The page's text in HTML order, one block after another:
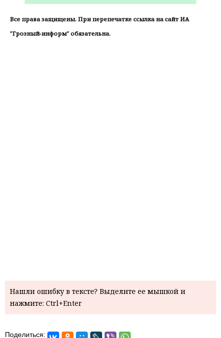
Все права защищены. При перепечатке ссылка на сайт ИА
"Грозный-информ" обязательна.
Нашли ошибку в тексте? Выделите ее мышкой и
нажмите: Ctrl+Enter
Поделиться: